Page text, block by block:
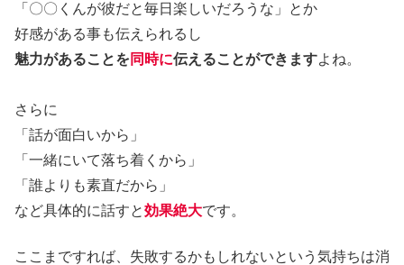
「〇〇くんが彼だと毎日楽しいだろうな」とか
好感がある事も伝えられるし
魅力があることを 同時に伝えることができますよね。
さらに
「話が面白いから」
「一緒にいて落ち着くから」
「誰よりも素直だから」
など具体的に話すと効果絶大です。
ここまですれば、失敗するかもしれないという気持ちは消